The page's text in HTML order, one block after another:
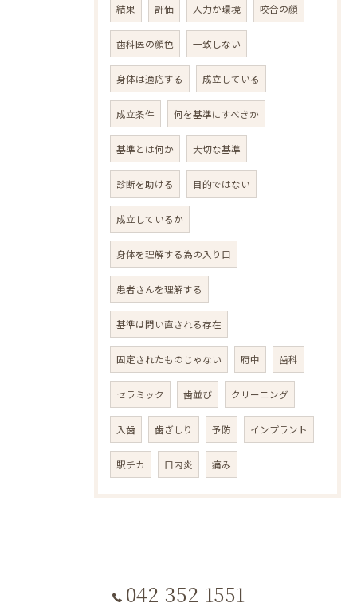
結果 評価 入力か環境 咬合の顔
歯科医の顔色 一致しない
身体は適応する 成立している
成立条件 何を基準にすべきか
基準とは何か 大切な基準
診断を助ける 目的ではない
成立しているか
身体を理解する為の入り口
患者さんを理解する
基準は問い直される存在
固定されたものじゃない 府中 歯科
セラミック 歯並び クリーニング
入歯 歯ぎしり 予防 インプラント
駅チカ 口内炎 痛み
042-352-1551